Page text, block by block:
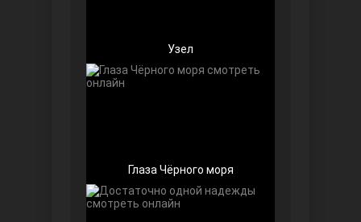
Узел
Глаза Чёрного моря